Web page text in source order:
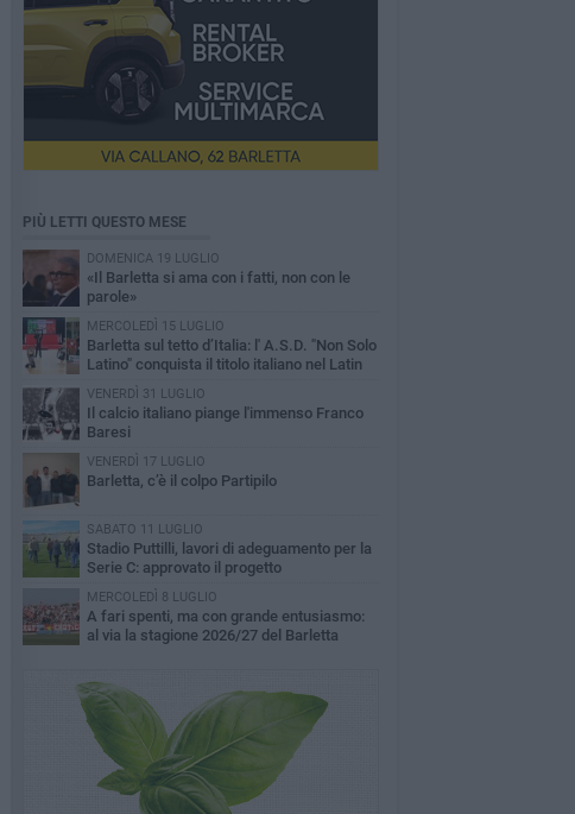
PIÙ LETTI QUESTO MESE
DOMENICA 19 LUGLIO
«Il Barletta si ama con i fatti, non con le
parole»
MERCOLEDÌ 15 LUGLIO
Barletta sul tetto d’Italia: l' A.S.D. "Non Solo
Latino" conquista il titolo italiano nel Latin
Coreografico
VENERDÌ 31 LUGLIO
Il calcio italiano piange l'immenso Franco
Baresi
VENERDÌ 17 LUGLIO
Barletta, c’è il colpo Partipilo
SABATO 11 LUGLIO
Stadio Puttilli, lavori di adeguamento per la
Serie C: approvato il progetto
MERCOLEDÌ 8 LUGLIO
A fari spenti, ma con grande entusiasmo:
al via la stagione 2026/27 del Barletta